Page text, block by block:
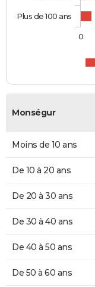
Plus de 100 ans
0
Monségur
Moins de 10 ans
De 10 à 20 ans
De 20 à 30 ans
De 30 à 40 ans
De 40 à 50 ans
De 50 à 60 ans